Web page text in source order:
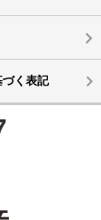
く表記